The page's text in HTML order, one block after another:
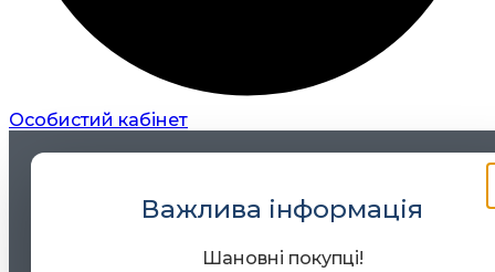
Особистий кабінет
Важлива інформація
Шановні покупці!